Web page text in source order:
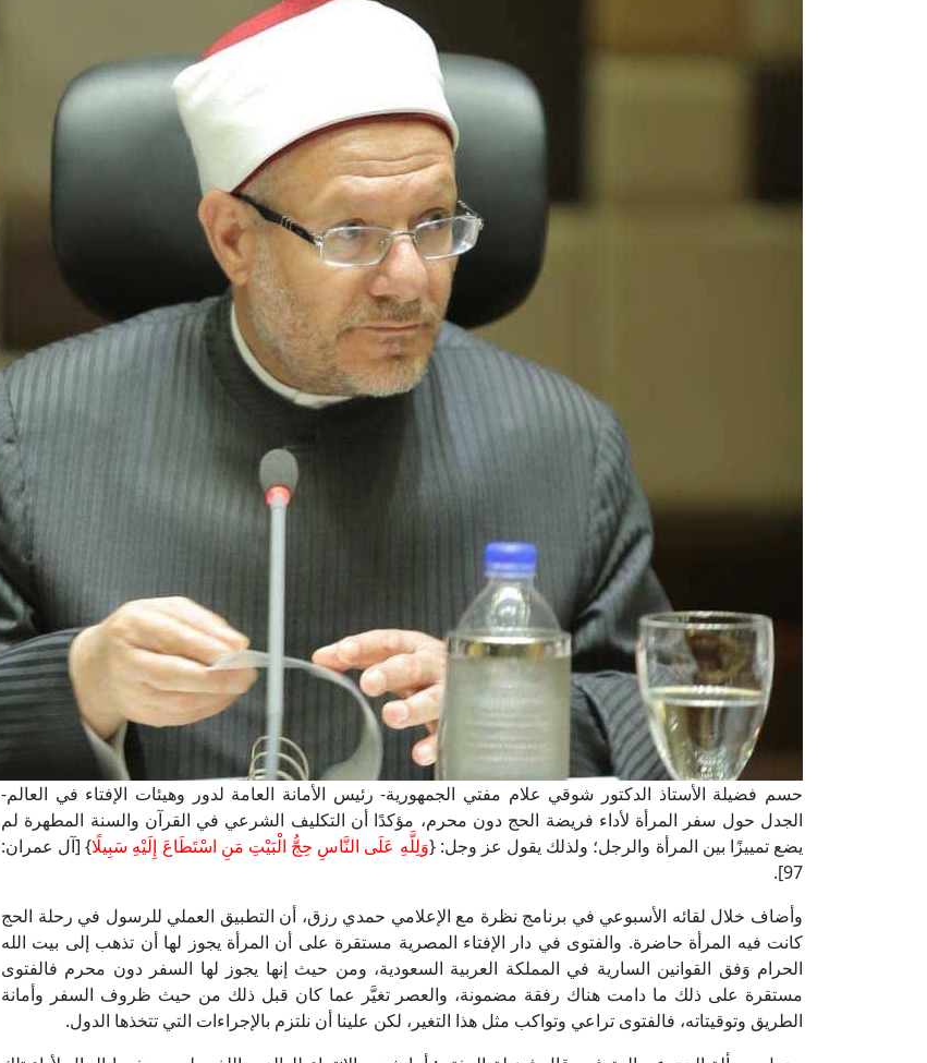
حسم فضيلة الأستاذ الدكتور شوقي علام مفتي الجمهورية- رئيس الأمانة العامة لدور وهيئات الإفتاء في العالم-
الجدل حول سفر المرأة لأداء فريضة الحج دون محرم، مؤكدًا أن التكليف الشرعي في القرآن والسنة المطهرة لم
يضع تمييزًا بين المرأة والرجل؛ ولذلك يقول عز وجل: {وَلِلَّهِ عَلَى النَّاسِ حِجُّ الْبَيْتِ مَنِ اسْتَطَاعَ إِلَيْهِ سَبِيلًا} [آل عمران:
97].
وأضاف خلال لقائه الأسبوعي في برنامج نظرة مع الإعلامي حمدي رزق، أن التطبيق العملي للرسول في رحلة الحج
كانت فيه المرأة حاضرة. والفتوى في دار الإفتاء المصرية مستقرة على أن المرأة يجوز لها أن تذهب إلى بيت الله
الحرام وَفق القوانين السارية في المملكة العربية السعودية، ومن حيث إنها يجوز لها السفر دون محرم فالفتوى
مستقرة على ذلك ما دامت هناك رفقة مضمونة، والعصر تغيَّر عما كان قبل ذلك من حيث ظروف السفر وأمانة
الطريق وتوقيتاته، فالفتوى تراعي وتواكب مثل هذا التغير، لكن علينا أن نلتزم بالإجراءات التي تتخذها الدول.